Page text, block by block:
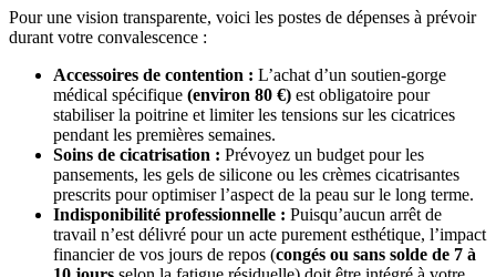
Pour une vision transparente, voici les postes de dépenses à prévoir
durant votre convalescence :
Accessoires de contention : L’achat d’un soutien-gorge
médical spécifique (environ 80 €) est obligatoire pour
stabiliser la poitrine et limiter les tensions sur les cicatrices
pendant les premières semaines.
Soins de cicatrisation : Prévoyez un budget pour les
pansements, les gels de silicone ou les crèmes cicatrisantes
prescrits pour optimiser l’aspect de la peau sur le long terme.
Indisponibilité professionnelle : Puisqu’aucun arrêt de
travail n’est délivré pour un acte purement esthétique, l’impact
financier de vos jours de repos (congés ou sans solde de 7 à